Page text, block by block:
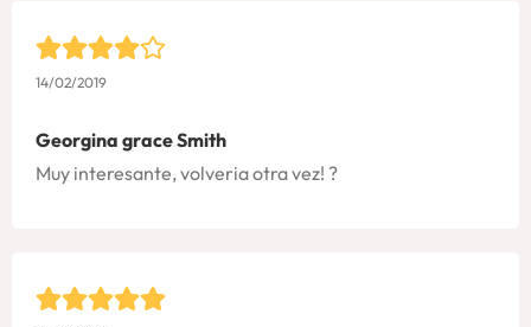
14/02/2019
Georgina grace Smith
Muy interesante, volveria otra vez! ?